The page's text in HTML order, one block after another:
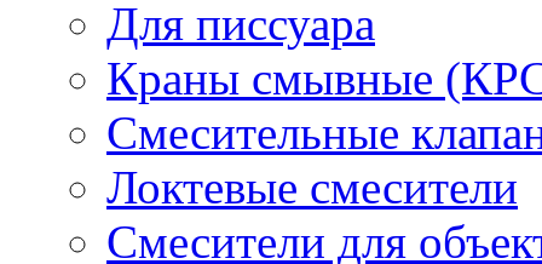
Для писсуара
Краны смывные
Смесительные
Локтевые смесители
Смесители для